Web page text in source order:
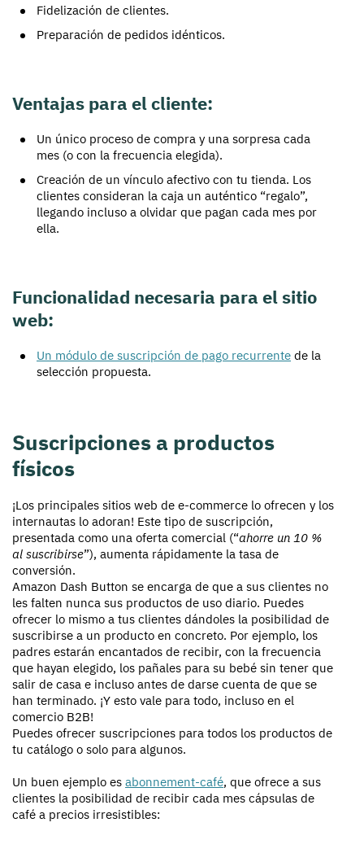
Fidelización de clientes.
Preparación de pedidos idénticos.
Ventajas para el cliente:
Un único proceso de compra y una sorpresa cada
mes (o con la frecuencia elegida).
Creación de un vínculo afectivo con tu tienda. Los
clientes consideran la caja un auténtico “regalo”,
llegando incluso a olvidar que pagan cada mes por
ella.
Funcionalidad necesaria para el sitio
web:
Un módulo de suscripción de pago recurrente de la
selección propuesta.
Suscripciones a productos
físicos
¡Los principales sitios web de e-commerce lo ofrecen y los
internautas lo adoran! Este tipo de suscripción,
presentada como una oferta comercial (“ahorre un 10 %
al suscribirse”), aumenta rápidamente la tasa de
conversión.
Amazon Dash Button se encarga de que a sus clientes no
les falten nunca sus productos de uso diario. Puedes
ofrecer lo mismo a tus clientes dándoles la posibilidad de
suscribirse a un producto en concreto. Por ejemplo, los
padres estarán encantados de recibir, con la frecuencia
que hayan elegido, los pañales para su bebé sin tener que
salir de casa e incluso antes de darse cuenta de que se
han terminado. ¡Y esto vale para todo, incluso en el
comercio B2B!
Puedes ofrecer suscripciones para todos los productos de
tu catálogo o solo para algunos.
Un buen ejemplo es abonnement-café, que ofrece a sus
clientes la posibilidad de recibir cada mes cápsulas de
café a precios irresistibles: